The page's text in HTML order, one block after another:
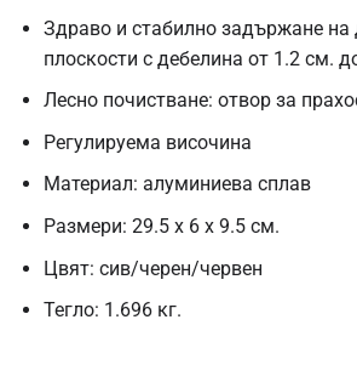
Здраво и стабилно задържане на
плоскости с дебелина от 1.2 см.
Лесно почистване: отвор за
Регулируема височина
Материал: алуминиева сплав
Размери: 29.5 х 6 х 9.5 см.
Цвят: сив/черен/червен
Тегло: 1.696 кг.